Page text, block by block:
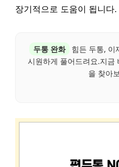
장기적으로 도움이 됩니다.
두통 완화
힘든 두통, 이
시원하게 풀어드려요.지금
을 찾아